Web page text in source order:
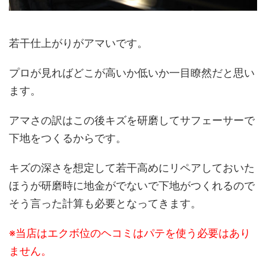
若干仕上がりがアマいです。
プロが見ればどこが高いか低いか一目瞭然だと思い
ます。
アマさの訳はこの後キズを研磨してサフェーサーで
下地をつくるからです。
キズの深さを想定して若干高めにリペアしておいた
ほうが研磨時に地金がでないで下地がつくれるので
そう言った計算も必要となってきます。
※当店はエクボ位のヘコミはパテを使う必要はあり
ません。